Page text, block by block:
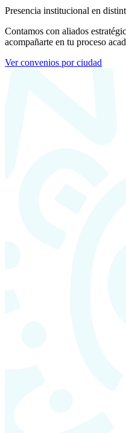
Presencia institucional en
Contamos con aliados
acompañarte en tu proceso
Ver convenios por ciudad